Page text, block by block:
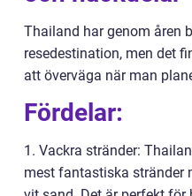
Thailand har genom åren
resedestination, men det
att överväga när man
Fördelar:
1. Vackra stränder:
mest fantastiska stränder